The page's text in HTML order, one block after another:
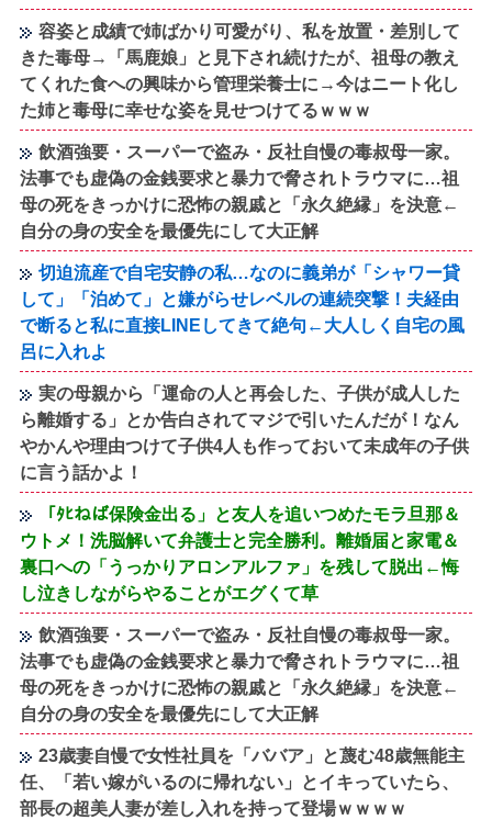
容姿と成績で姉ばかり可愛がり、私を放置・差別して
きた毒母→「馬鹿娘」と見下され続けたが、祖母の教え
てくれた食への興味から管理栄養士に→今はニート化し
た姉と毒母に幸せな姿を見せつけてるｗｗｗ
飲酒強要・スーパーで盗み・反社自慢の毒叔母一家。
法事でも虚偽の金銭要求と暴力で脅されトラウマに…祖
母の死をきっかけに恐怖の親戚と「永久絶縁」を決意←
自分の身の安全を最優先にして大正解
切迫流産で自宅安静の私…なのに義弟が「シャワー貸
して」「泊めて」と嫌がらせレベルの連続突撃！夫経由
で断ると私に直接LINEしてきて絶句←大人しく自宅の風
呂に入れよ
実の母親から「運命の人と再会した、子供が成人した
ら離婚する」とか告白されてマジで引いたんだが！なん
やかんや理由つけて子供4人も作っておいて未成年の子供
に言う話かよ！
「ﾀﾋねば保険金出る」と友人を追いつめたモラ旦那＆
ウトメ！洗脳解いて弁護士と完全勝利。離婚届と家電＆
裏口への「うっかりアロンアルファ」を残して脱出←悔
し泣きしながらやることがエグくて草
飲酒強要・スーパーで盗み・反社自慢の毒叔母一家。
法事でも虚偽の金銭要求と暴力で脅されトラウマに…祖
母の死をきっかけに恐怖の親戚と「永久絶縁」を決意←
自分の身の安全を最優先にして大正解
23歳妻自慢で女性社員を「ババア」と蔑む48歳無能主
任、「若い嫁がいるのに帰れない」とイキっていたら、
部長の超美人妻が差し入れを持って登場ｗｗｗｗ